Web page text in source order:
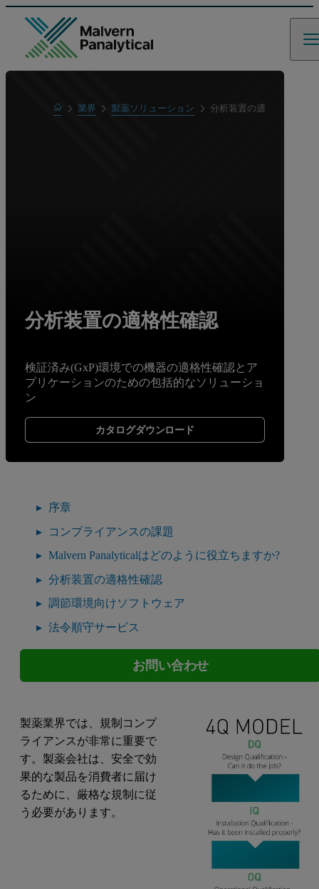
Home業界 製薬ソリューション 分析装置の適格性確認
分析装置の適格性確認
検証済み(GxP)環境での機器の適格性確認とア
プリケーションのための包括的なソリューショ
ン
カタログダウンロード
序章
コンプライアンスの課題
Malvern Panalyticalはどのように役立ちますか?
分析装置の適格性確認
調節環境向けソフトウェア
法令順守サービス
お問い合わせ
製薬業界では、規制コンプ
ライアンスが非常に重要で
す。製薬会社は、安全で効
果的な製品を消費者に届け
るために、厳格な規制に従
う必要があります。